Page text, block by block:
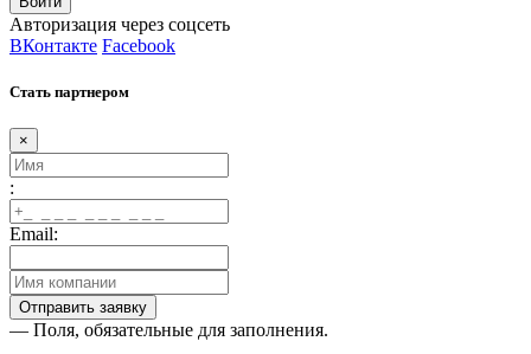
Авторизация через соцсеть
ВКонтакте Facebook
Стать партнером
×
:
Email:
— Поля, обязательные для заполнения.